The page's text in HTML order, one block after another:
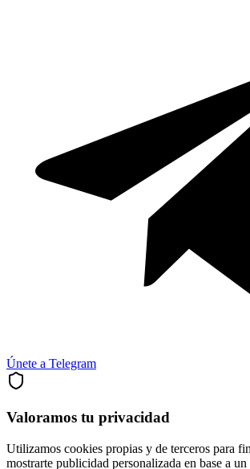
Únete a Telegram
Valoramos tu privacidad
Utilizamos cookies propias y de terceros para
mostrarte publicidad personalizada en base a